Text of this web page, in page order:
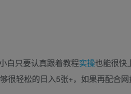
白只要认真跟着教程实操也能很快
很轻松的日入5张+，如果再配合